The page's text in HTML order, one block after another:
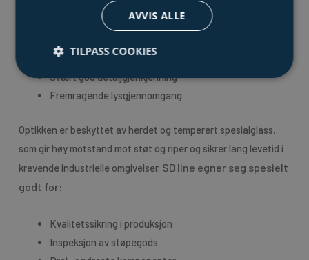
Stor dybdeskarphet
Svært god detaljgjenkjenning
Fremragende lysgjennomgang
Optikken er beskyttet av herdet og temperert spesialglass,
som gir høy motstand mot støt og riper og sikrer lang levetid i
krevende industrielle omgivelser. SD line egner seg spesielt
godt for:
Kvalitetssikring i produksjon
Inspeksjon av støpegods
AVVIS ALLE
TILPASS COOKIES